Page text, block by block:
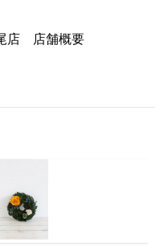
店 店舗概要